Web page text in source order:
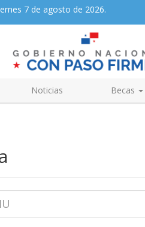
7 de agosto de 2026.
Noticias Becas